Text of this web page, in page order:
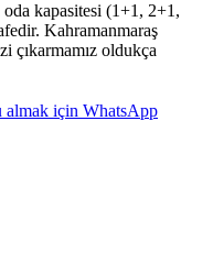
kapasitesi (1+1, 2+1,
Kahramanmaraş
çıkarmamız oldukça
almak için WhatsApp